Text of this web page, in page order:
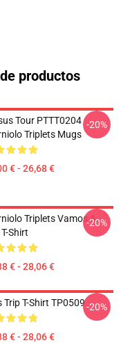
productos
Tour PTTT0204
Triplets Mugs
€ - 26,68 €
-20%
Triplets Vamos A
Shirt
€ - 28,06 €
-20%
Trip T-Shirt TP0509
€ - 28,06 €
-20%